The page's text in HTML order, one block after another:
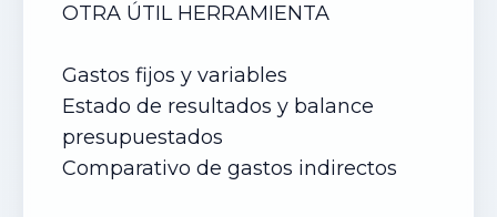
OTRA ÚTIL HERRAMIENTA
Gastos fijos y variables
Estado de resultados y balance
presupuestados
Comparativo de gastos indirectos